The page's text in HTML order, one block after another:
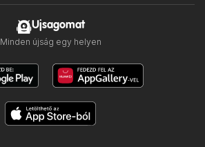
Ujsagomat
Minden újság egy helyen